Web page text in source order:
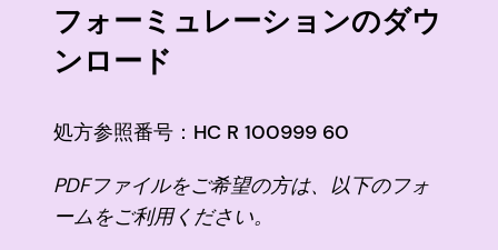
フォーミュレーションのダウ
ンロード
処方参照番号：HC R 100999 60
PDFファイルをご希望の方は、以下のフォ
ームをご利用ください。